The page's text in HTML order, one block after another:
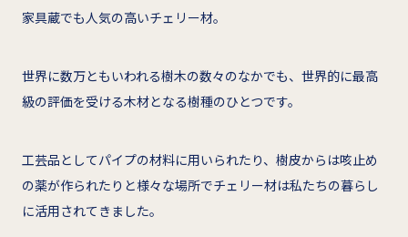
家具蔵でも人気の高いチェリー材。
世界に数万ともいわれる樹木の数々のなかでも、世界的に最高
級の評価を受ける木材となる樹種のひとつです。
工芸品としてパイプの材料に用いられたり、樹皮からは咳止め
の薬が作られたりと様々な場所でチェリー材は私たちの暮らし
に活用されてきました。